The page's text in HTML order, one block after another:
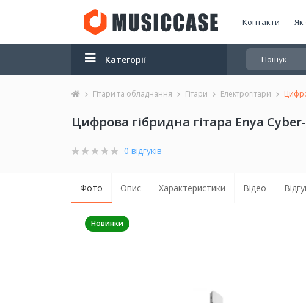
Контакти Як
Категорії
Гітари та обладнання Гітари Електрогітари
Цифрова гібридна гітара Enya
0 відгуків
Фото Опис Характеристики Відео
Новинки